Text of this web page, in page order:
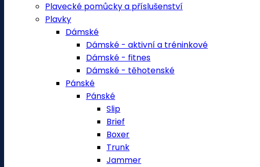
Plavecké pomůcky a příslušenství
Plavky
Dámské
Dámské - aktivní a tréninkové
Dámské - fitnes
Dámské - těhotenské
Pánské
Pánské
Slip
Brief
Boxer
Trunk
Jammer